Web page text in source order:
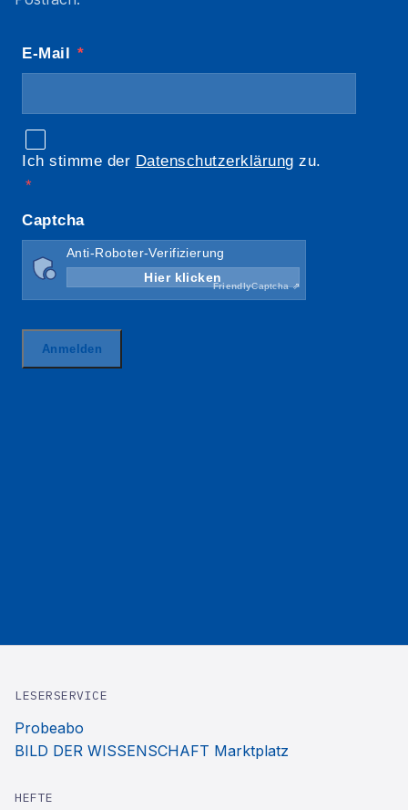
LESERSERVICE
Probeabo
BILD DER WISSENSCHAFT Marktplatz
HEFTE